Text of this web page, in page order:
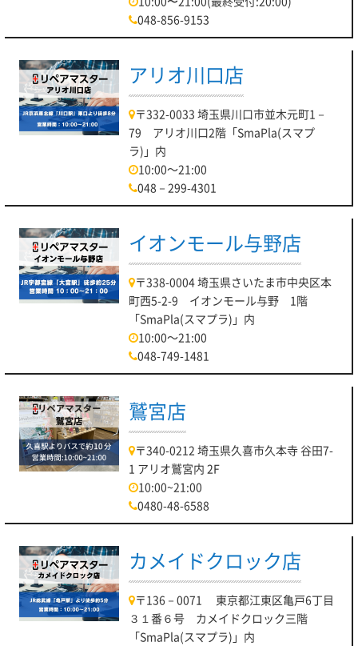
048-856-9153
アリオ川口店
〒332-0033 埼玉県川口市並木元町1－
79 アリオ川口2階「SmaPla(スマプ
ラ)」内
10:00～21:00
048－299-4301
イオンモール与野店
〒338-0004 埼玉県さいたま市中央区本
町西5-2-9 イオンモール与野 1階
「SmaPla(スマプラ)」内
10:00～21:00
048-749-1481
鷲宮店
〒340-0212 埼玉県久喜市久本寺 谷田7-
1 アリオ鷲宮内 2F
10:00~21:00
0480-48-6588
カメイドクロック店
〒136－0071 東京都江東区亀戸6丁目
３１番６号 カメイドクロック三階
「SmaPla(スマプラ)」内